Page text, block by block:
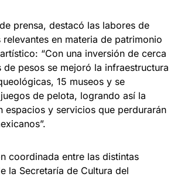
prensa, destacó las labores de
relevantes en materia de patrimonio
“Con una inversión de cerca
pesos se mejoró la infraestructura
15 museos y se
de pelota, logrando así la
espacios y servicios que perdurarán
coordinada entre las distintas
la Secretaría de Cultura del